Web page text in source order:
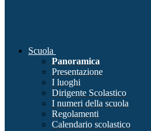
Scuola
Panoramica
Presentazione
I luoghi
Dirigente Scolastico
I numeri della scuola
Regolamenti
Calendario scolastico